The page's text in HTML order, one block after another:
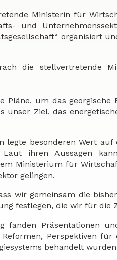
Ministerin für
und
organisiert
die stellvertretende
Pläne, um das
unser Ziel, das
legte besonderen Wert
ihren Aussagen
Ministerium für
gelingen.
wir gemeinsam die
festlegen, die wir für die
fanden Präsentationen
Perspektiven
behandelt